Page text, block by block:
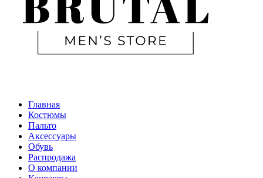
Главная
Костюмы
Пальто
Аксессуары
Обувь
Распродажа
О компании